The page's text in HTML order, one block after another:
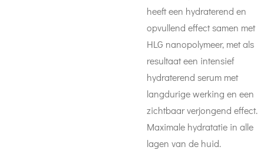
heeft een hydraterend en
opvullend effect samen met
HLG nanopolymeer, met als
resultaat een intensief
hydraterend serum met
langdurige werking en een
zichtbaar verjongend effect.
Maximale hydratatie in alle
lagen van de huid.